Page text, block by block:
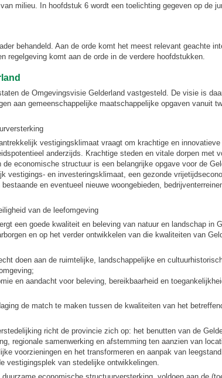
milieu. In hoofdstuk 6 wordt een toelichting gegeven op de
behandeld. Aan de orde komt het meest relevant geachte
regelgeving komt aan de orde in de verdere hoofdstukken.
de Omgevingsvisie Gelderland vastgesteld. De visie is
aan gemeenschappelijke maatschappelijke opgaven vanuit
vestigingsklimaat vraagt om krachtige en
anderzijds. Krachtige steden en vitale dorpen met
de economische structuur is een belangrijke opgave voor de
vestigings- en investeringsklimaat, een gezonde
en eventueel nieuwe woongebieden,
van de leefomgeving
een goede kwaliteit en beleving van natuur en landschap in
en op het verder ontwikkelen van die kwaliteiten van
doen aan de ruimtelijke, landschappelijke en
en aandacht voor beleving, bereikbaarheid en
de match te maken tussen de kwaliteiten van het
richt de provincie zich op: het benutten van de
regionale samenwerking en afstemming ten aanzien van
voorzieningen en het transformeren en aanpak van
vestigingsplek van stedelijke ontwikkelingen.